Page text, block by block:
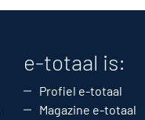
e-totaal is:
Profiel e-totaal
Magazine e-totaal